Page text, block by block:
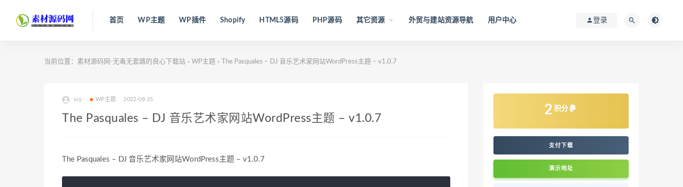
首页 WP主题 WP插件 Shopify HTML5源码 PHP源码 其它资源 外贸与建站资源导航 用户中心 登录
当前位置： 素材源码网-无毒无套路的良心下载站 > WP主题 > The Pasquales – DJ 音乐艺术家网站WordPress主题 – v1.0.7
scy WP主题 2022-08-25
The Pasquales – DJ 音乐艺术家网站WordPress主题 – v1.0.7
The Pasquales – DJ 音乐艺术家网站WordPress主题 – v1.0.7
2 积分
支付下载
演示地址